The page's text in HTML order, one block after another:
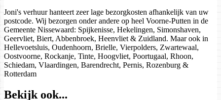
Joni's verhuur hanteert zeer lage bezorgkosten afhankelijk van uw
postcode. Wij bezorgen onder andere op heel Voorne-Putten in de
Gemeente Nissewaard: Spijkenisse, Hekelingen, Simonshaven,
Geervliet, Biert, Abbenbroek, Heenvliet & Zuidland. Maar ook in
Hellevoetsluis, Oudenhoorn, Brielle, Vierpolders, Zwartewaal,
Oostvoorne, Rockanje, Tinte, Hoogvliet, Poortugaal, Rhoon,
Schiedam, Vlaardingen, Barendrecht, Pernis, Rozenburg &
Rotterdam
Bekijk ook...